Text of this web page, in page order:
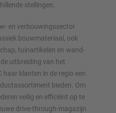
stellingen.
en verbouwingssector
bouwmateriaal, ook
tuinartikelen en wand-
uitbreiding van het
haar klanten in de regio een
bieden. Om
veilig en efficiënt op te
drive-through-magazijn